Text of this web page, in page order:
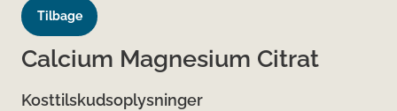
Tilbage
Calcium Magnesium Citrat
Kosttilskudsoplysninger